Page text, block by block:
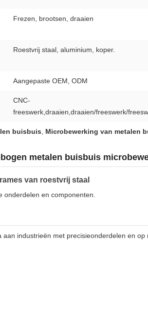
Frezen, brootsen, draaien
Roestvrij staal, aluminium, koper.
Aangepaste OEM, ODM
CNC-
freeswerk,draaien,draaien/freeswerk/
buisbuis, Microbewerking van metalen
metalen buisbuis
van roestvrij staal
onderdelen en componenten.
industrieën met precisieonderdelen en op